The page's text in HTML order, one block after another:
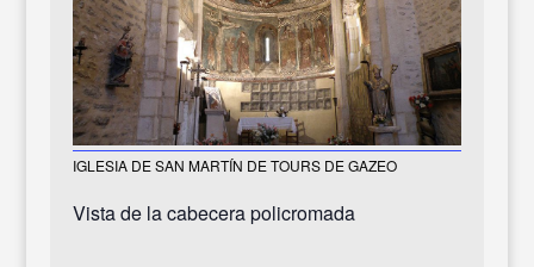
IGLESIA DE SAN MARTÍN DE TOURS DE GAZEO
Vista de la cabecera policromada